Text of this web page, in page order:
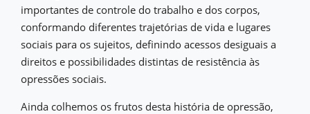
importantes de controle do trabalho e dos corpos,
conformando diferentes trajetórias de vida e lugares
sociais para os sujeitos, definindo acessos desiguais a
direitos e possibilidades distintas de resistência às
opressões sociais.
Ainda colhemos os frutos desta história de opressão,